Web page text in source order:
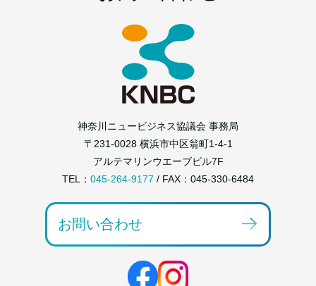
神奈川ニュービジネス協議会 事務局
〒231-0028 横浜市中区翁町1-4-1
アルテマリンウエーブビル7F
TEL： 045-264-9177 / FAX：045-330-6484
お問い合わせ